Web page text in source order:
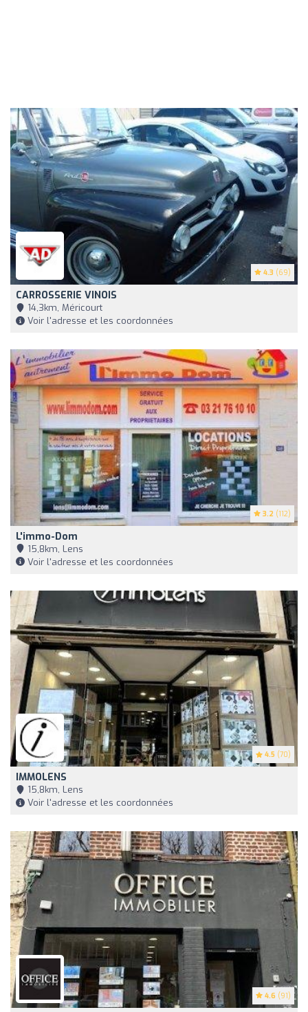
4.3 (69)
CARROSSERIE VINOIS
14,3km, Méricourt
Voir l'adresse et les coordonnées
3.2 (112)
L'immo-Dom
15,8km, Lens
Voir l'adresse et les coordonnées
4.5 (70)
IMMOLENS
15,8km, Lens
Voir l'adresse et les coordonnées
4.6 (91)